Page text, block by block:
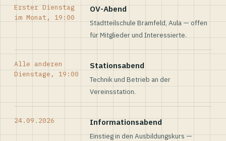
Erster Dienstag
im Monat, 19:00
OV-Abend
Stadtteilschule Bramfeld, Aula — offen
für Mitglieder und Interessierte.
Alle anderen
Dienstage, 19:00
Stationsabend
Technik und Betrieb an der
Vereinsstation.
24.09.2026 Informationsabend
Einstieg in den Ausbildungskurs —